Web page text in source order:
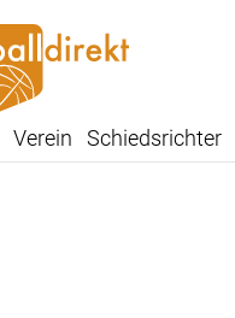
Verein Schiedsrichter